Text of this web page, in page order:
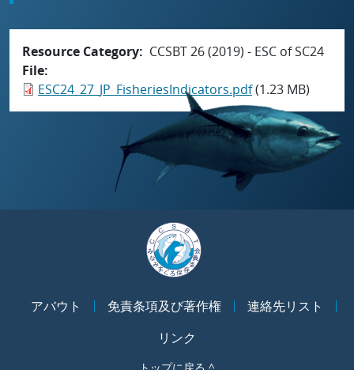
Resource Category
CCSBT 26 (2019) - ESC of SC24
File
ESC24_27_JP_FisheriesIndicators.pdf(1.23 MB)
アバウト 免責条項及び著作権
連絡先リスト
リンク